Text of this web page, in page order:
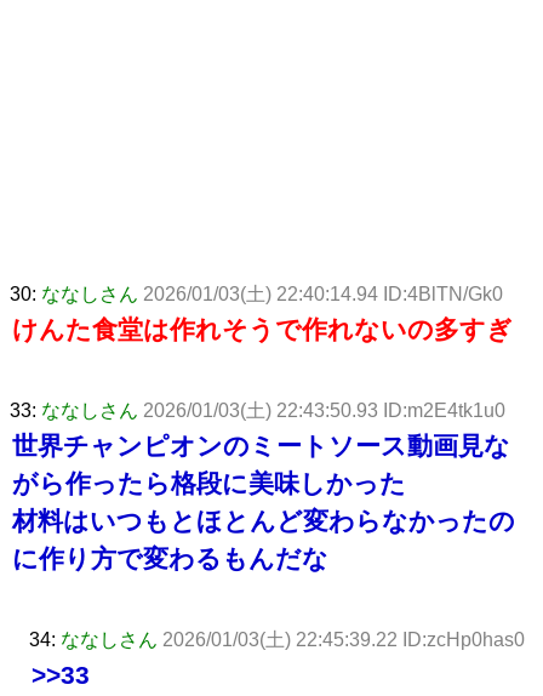
30: ななしさん 2026/01/03(土) 22:40:14.94 ID:4BlTN/Gk0
けんた食堂は作れそうで作れないの多すぎ
33: ななしさん 2026/01/03(土) 22:43:50.93 ID:m2E4tk1u0
世界チャンピオンのミートソース動画見な
がら作ったら格段に美味しかった
材料はいつもとほとんど変わらなかったの
に作り方で変わるもんだな
34: ななしさん 2026/01/03(土) 22:45:39.22 ID:zcHp0has0
>>33